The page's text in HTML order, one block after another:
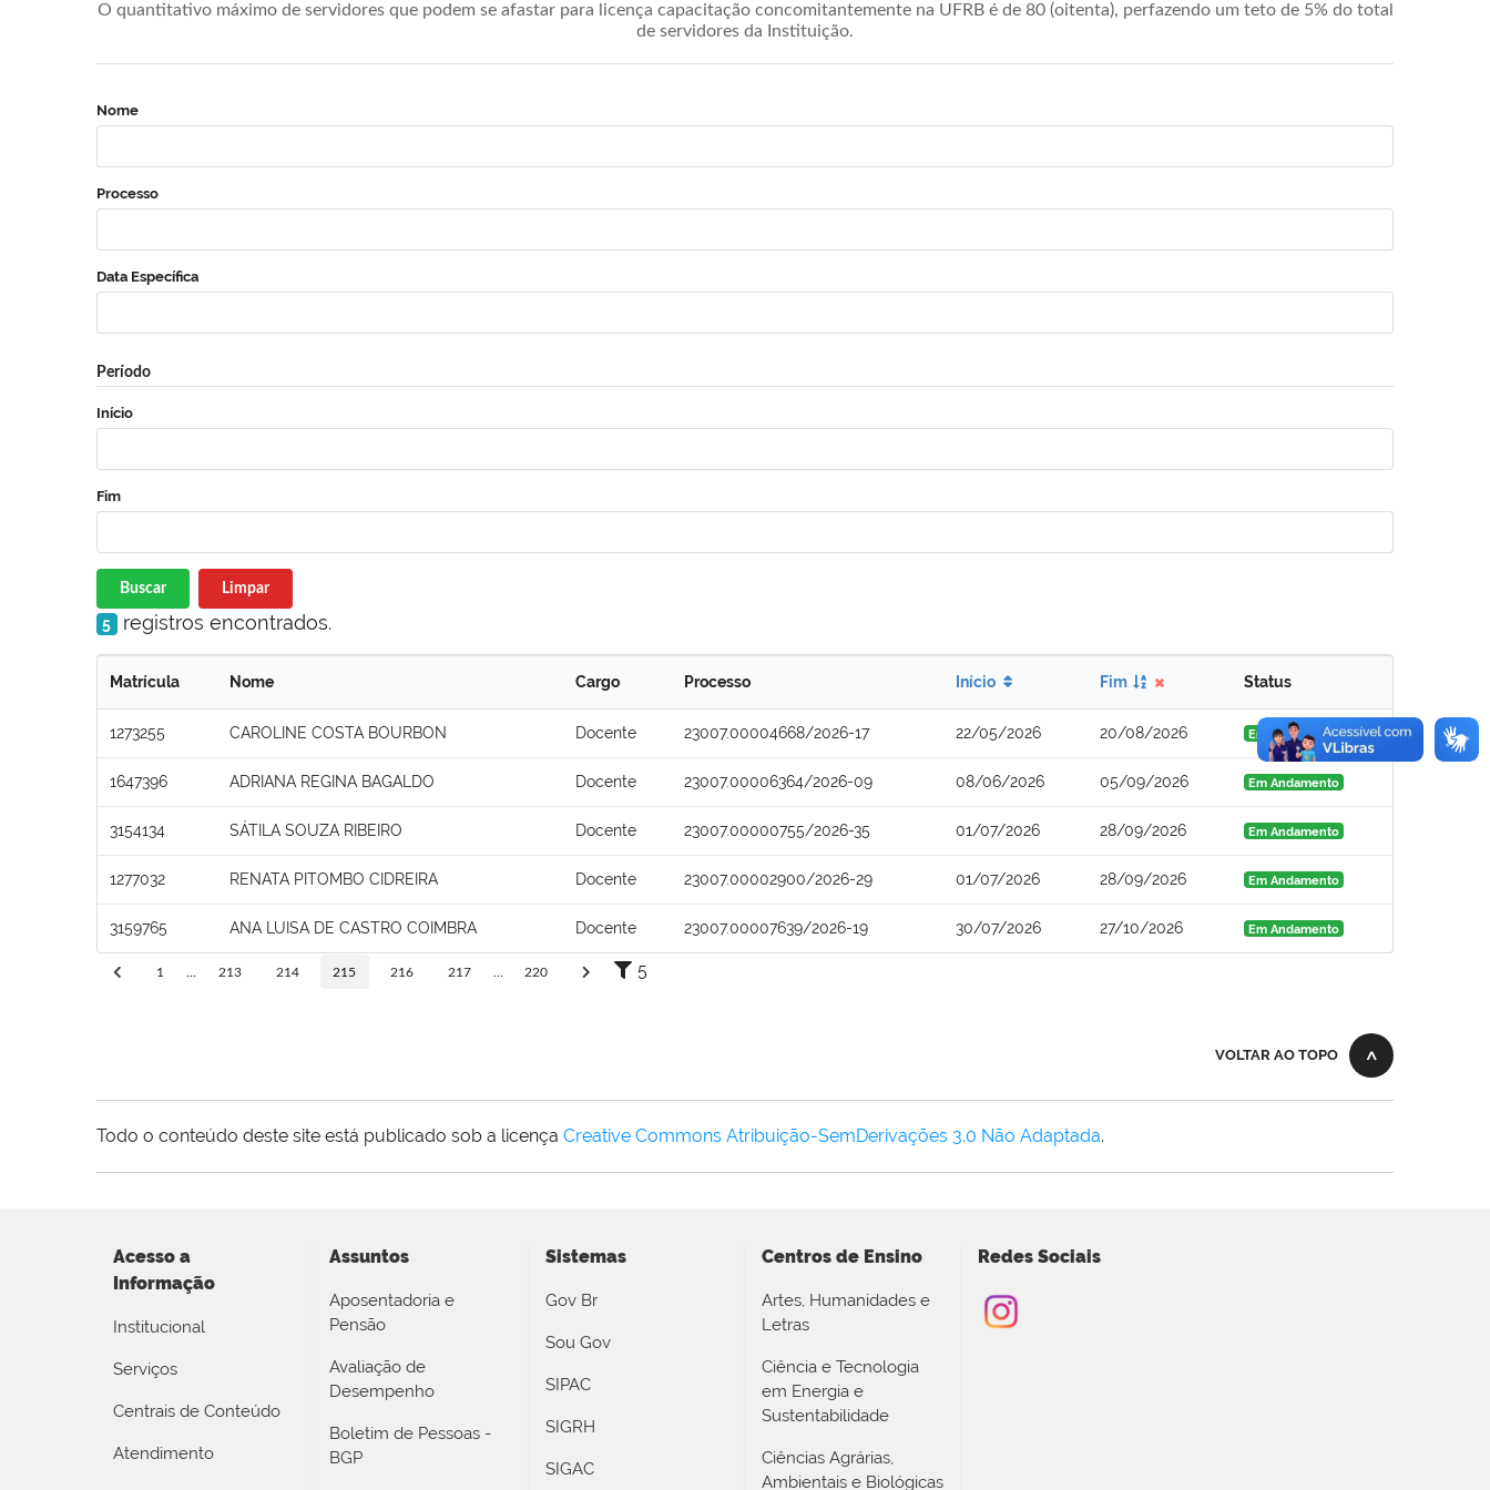
O quantitativo máximo de servidores que podem se afastar para licença capacitação concomitantemente na UFRB é de 80 (oitenta), perfazendo um teto de 5% do total
de servidores da Instituição.
Nome
Processo
Data Específica
Período
Início
Fim
Buscar Limpar
5 registros encontrados.
Matrícula Nome Cargo Processo Início Fim Status
1273255 CAROLINE COSTA BOURBON Docente 23007.00004668/2026-17 22/05/2026 20/08/2026 Em Andamento
1647396 ADRIANA REGINA BAGALDO Docente 23007.00006364/2026-09 08/06/2026 05/09/2026 Em Andamento
3154134 SÁTILA SOUZA RIBEIRO Docente 23007.00000755/2026-35 01/07/2026 28/09/2026 Em Andamento
1277032 RENATA PITOMBO CIDREIRA Docente 23007.00002900/2026-29 01/07/2026 28/09/2026 Em Andamento
3159765 ANA LUISA DE CASTRO COIMBRA Docente 23007.00007639/2026-19 30/07/2026 27/10/2026 Em Andamento
1 213 214 215 216 217 220 5
VOLTAR AO TOPO
Todo o conteúdo deste site está publicado sob a licença Creative Commons Atribuição-SemDerivações 3.0 Não Adaptada.
Acesso a
Informação
Institucional
Serviços
Centrais de Conteúdo
Atendimento
Assuntos
Aposentadoria e
Pensão
Avaliação de
Desempenho
Boletim de Pessoas -
BGP
Sistemas
Gov Br
Sou Gov
SIPAC
SIGRH
SIGAC
Centros de Ensino
Artes, Humanidades e
Letras
Ciência e Tecnologia
em Energia e
Sustentabilidade
Ciências Agrárias,
Ambientais e Biológicas
Redes Sociais